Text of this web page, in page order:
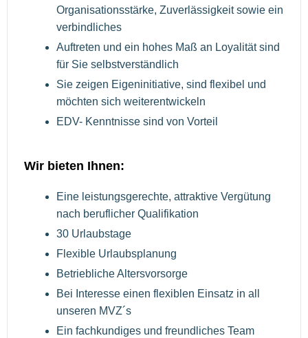
Organisationsstärke, Zuverlässigkeit sowie ein
verbindliches
Auftreten und ein hohes Maß an Loyalität sind
für Sie selbstverständlich
Sie zeigen Eigeninitiative, sind flexibel und
möchten sich weiterentwickeln
EDV- Kenntnisse sind von Vorteil
Wir bieten Ihnen:
Eine leistungsgerechte, attraktive Vergütung
nach beruflicher Qualifikation
30 Urlaubstage
Flexible Urlaubsplanung
Betriebliche Altersvorsorge
Bei Interesse einen flexiblen Einsatz in all
unseren MVZ´s
Ein fachkundiges und freundliches Team